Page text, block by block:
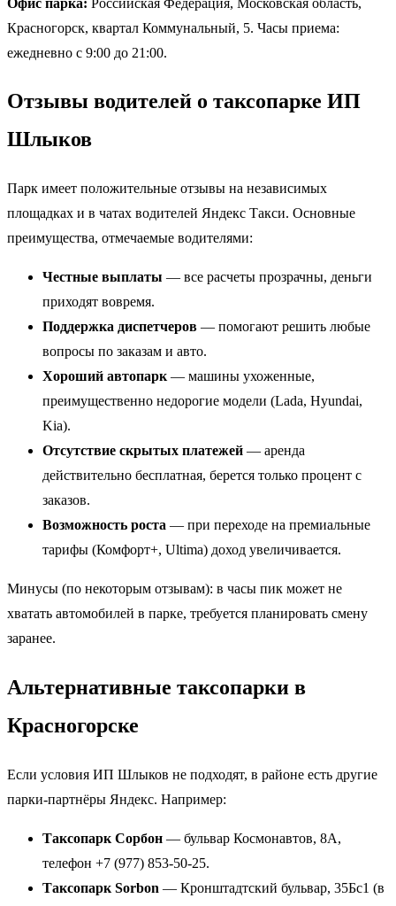
Красногорск, квартал Коммунальный, 5. Часы приема:
ежедневно с 9:00 до 21:00.
Отзывы водителей о таксопарке ИП
Шлыков
Парк имеет положительные отзывы на независимых
площадках и в чатах водителей Яндекс Такси. Основные
преимущества, отмечаемые водителями:
Честные выплаты — все расчеты прозрачны, деньги
приходят вовремя.
Поддержка диспетчеров — помогают решить любые
вопросы по заказам и авто.
Хороший автопарк — машины ухоженные,
преимущественно недорогие модели (Lada, Hyundai,
Kia).
Отсутствие скрытых платежей — аренда
действительно бесплатная, берется только процент с
заказов.
Возможность роста — при переходе на премиальные
тарифы (Комфорт+, Ultima) доход увеличивается.
Минусы (по некоторым отзывам): в часы пик может не
хватать автомобилей в парке, требуется планировать смену
заранее.
Альтернативные таксопарки в
Красногорске
Если условия ИП Шлыков не подходят, в районе есть другие
парки-партнёры Яндекс. Например:
Таксопарк Сорбон — бульвар Космонавтов, 8А,
телефон +7 (977) 853-50-25.
Таксопарк Sorbon — Кронштадтский бульвар, 35Бс1 (в